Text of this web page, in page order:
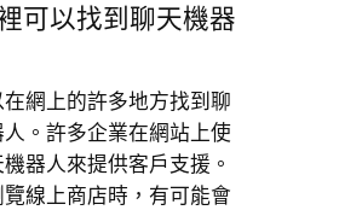
可以找到聊天機器
網上的許多地方找到聊
人。許多企業在網站上使
器人來提供客戶支援。
覽線上商店時，有可能會